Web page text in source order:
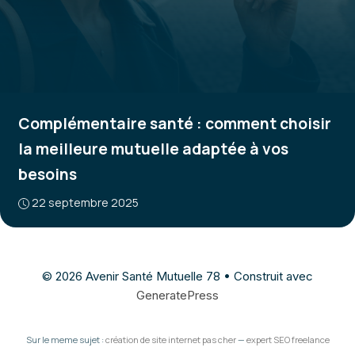
Complémentaire santé : comment choisir
la meilleure mutuelle adaptée à vos
besoins
22 septembre 2025
© 2026 Avenir Santé Mutuelle 78 • Construit avec
GeneratePress
Sur le meme sujet : création de site internet pas cher— expert SEO freelance